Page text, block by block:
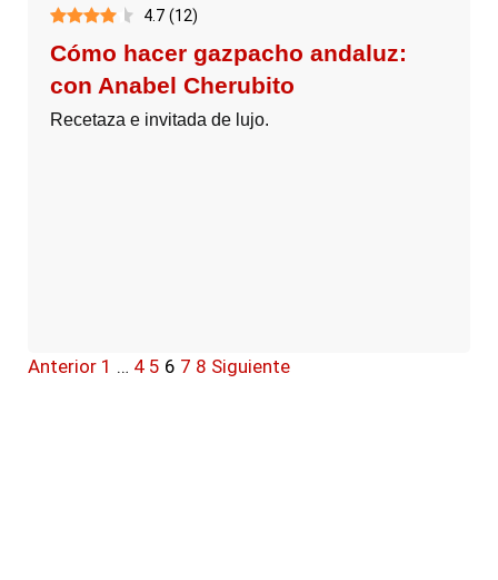
4.7 (12)
Cómo hacer gazpacho andaluz:
con Anabel Cherubito
Recetaza e invitada de lujo.
Anterior 1 … 4 5 6 7 8 Siguiente